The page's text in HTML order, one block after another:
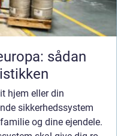
sådan
hjem eller din
sikkerhedssystem
og dine ejendele.